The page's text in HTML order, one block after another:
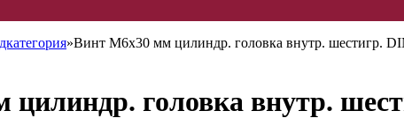
»Винт М6х30 мм цилиндр. головка внутр. шестигр.
головка внутр.